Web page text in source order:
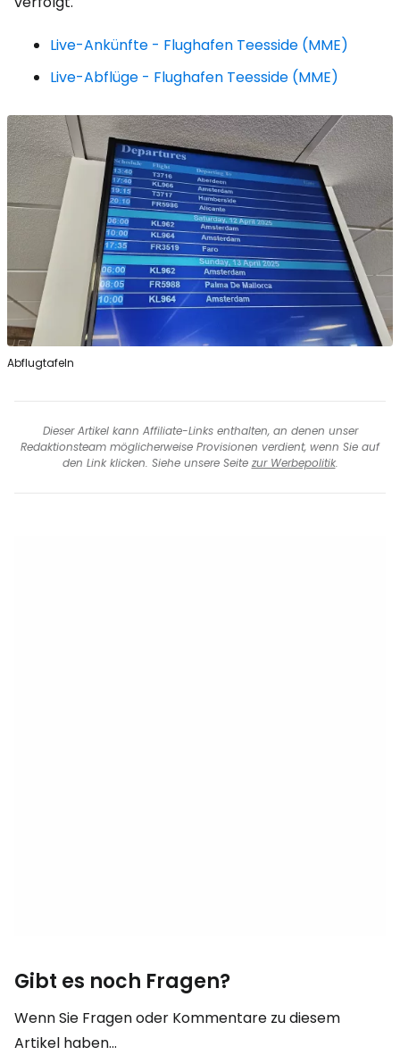
Live-Ankünfte - Flughafen Teesside (MME)
Live-Abflüge - Flughafen Teesside (MME)
Abflugtafeln
Dieser Artikel kann Affiliate-Links enthalten, an denen unser
Redaktionsteam möglicherweise Provisionen verdient, wenn Sie auf
den Link klicken. Siehe unsere Seite zur Werbepolitik.
Gibt es noch Fragen?
Wenn Sie Fragen oder Kommentare zu diesem
Artikel haben...